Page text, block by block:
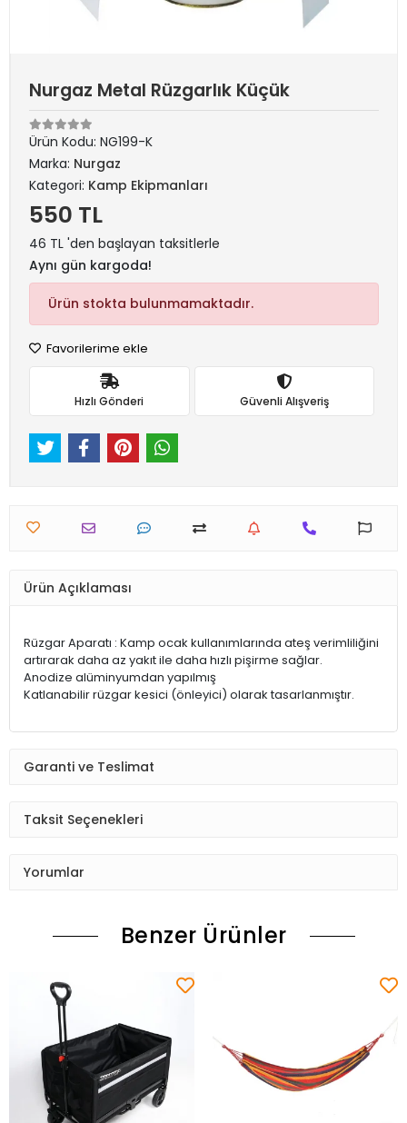
Nurgaz Metal Rüzgarlık Küçük
Ürün Kodu: NG199-K
Marka: Nurgaz
Kategori: Kamp Ekipmanları
550 TL
46 TL 'den başlayan taksitlerle
Aynı gün kargoda!
Ürün stokta bulunmamaktadır.
Favorilerime ekle
Hızlı Gönderi Güvenli Alışveriş
Ürün Açıklaması
Rüzgar Aparatı : Kamp ocak kullanımlarında ateş verimliliğini
artırarak daha az yakıt ile daha hızlı pişirme sağlar.
Anodize alüminyumdan yapılmış
Katlanabilir rüzgar kesici (önleyici) olarak tasarlanmıştır.
Garanti ve Teslimat
Taksit Seçenekleri
Yorumlar
Benzer Ürünler